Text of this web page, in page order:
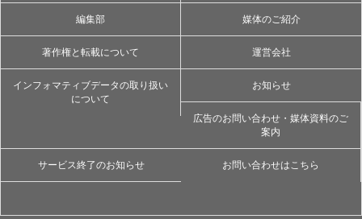
編集部 媒体のご紹介
著作権と転載について 運営会社
インフォマティブデータの取り扱い
について
お知らせ
広告のお問い合わせ・媒体資料のご
案内
サービス終了のお知らせ お問い合わせはこちら